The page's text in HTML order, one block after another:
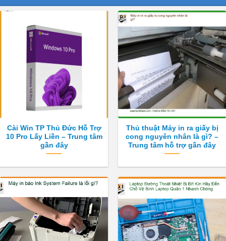
Cài Win TP Thủ Đức Hỗ Trợ
10 Pro Lấy Liền – Trung tâm
gần đây
Thủ thuật Máy in ra giấy bị
cong nguyên nhân là gì? –
Trung tâm hỗ trợ gần đây